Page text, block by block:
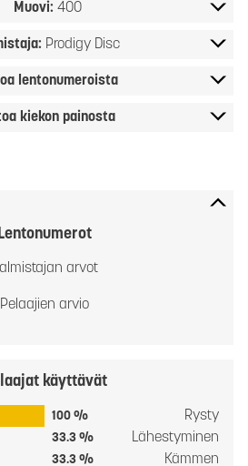
Muovi: 400
Prodigy Disc
lentonumeroista
kiekon painosta
arvot
Pelaajien arvio
käyttävät
100 % Rysty
33.3 % Lähestyminen
33.3 % Kämmen